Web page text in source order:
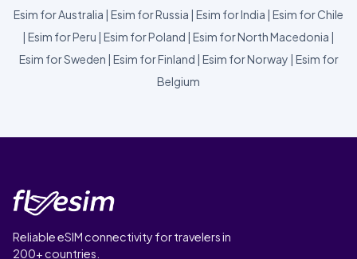
Esim for Australia | Esim for Russia | Esim for India | Esim for Chile
| Esim for Peru | Esim for Poland | Esim for North Macedonia |
Esim for Sweden | Esim for Finland | Esim for Norway | Esim for
Belgium
Reliable eSIM connectivity for travelers in
200+ countries.